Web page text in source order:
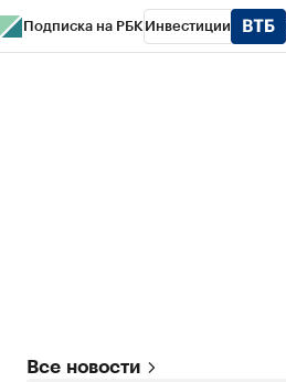
Подписка на РБК Инвестиции
Все новости